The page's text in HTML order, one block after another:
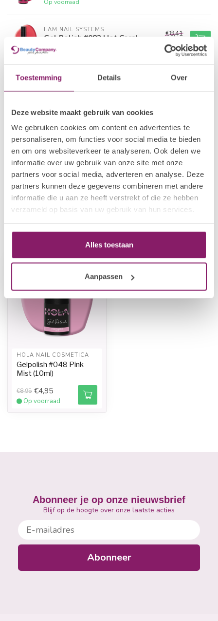
Toestemming Details Over
Deze website maakt gebruik van cookies
We gebruiken cookies om content en advertenties te
personaliseren, om functies voor social media te bieden
en om ons websiteverkeer te analyseren. Ook delen we
informatie over uw gebruik van onze site met onze
partners voor social media, adverteren en analyse. Deze
partners kunnen deze gegevens combineren met andere
informatie die u aan ze heeft verstrekt of die ze hebben
verzameld op basis van uw gebruik van hun services.
Alles toestaan
Aanpassen
I.AM NAIL SYSTEMS
Gel Polish #082 Hot Coral
Op voorraad
€8,41
€6,73
I.AM NAIL SYSTEMS
Gel Polish #001 A'dam
€8,41
Gelpolish 25 Tropical Bird
Op voorraad
€21,80
€15,26
I.AM COLLECTION BY BO.
Gel Polish #042 Reflecting
Pink
Op voorraad
€12,50
€10,00
-45%
-45%
HOLA NAIL COSMETICA
Gelpolish #048 Pink
Mist (10ml)
€8,95 €4,95
Op voorraad
Abonneer je op onze nieuwsbrief
Blijf op de hoogte over onze laatste acties
E-mailadres
Abonneer